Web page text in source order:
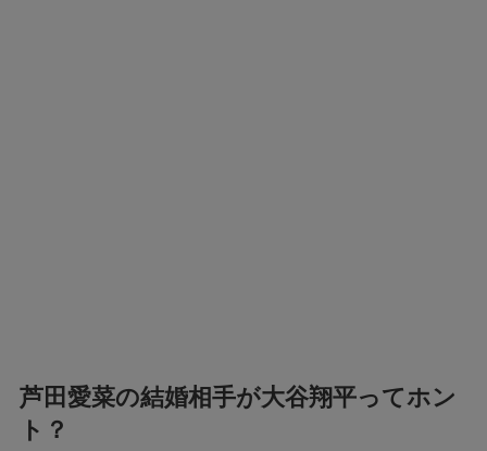
芦田愛菜の結婚相手が大谷翔平ってホン
ト？